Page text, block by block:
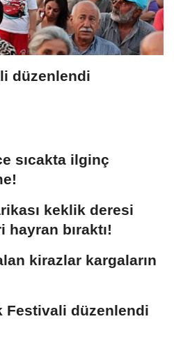
düzenlendi
sıcakta ilginç
keklik deresi
hayran bıraktı!
kirazlar kargaların
Festivali düzenlendi